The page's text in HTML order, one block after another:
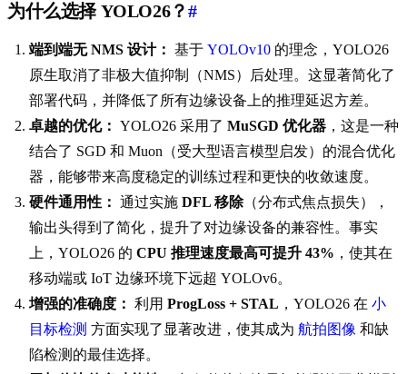
为什么选择 YOLO26？#
端到端无 NMS 设计： 基于 YOLOv10 的理念，YOLO26
原生取消了非极大值抑制（NMS）后处理。这显著简化了
部署代码，并降低了所有边缘设备上的推理延迟方差。
卓越的优化： YOLO26 采用了 MuSGD 优化器 ，这是一种
结合了 SGD 和 Muon（受大型语言模型启发）的混合优化
器，能够带来高度稳定的训练过程和更快的收敛速度。
硬件通用性： 通过实施 DFL 移除（分布式焦点损失），
输出头得到了简化，提升了对边缘设备的兼容性。事实
上，YOLO26 的 CPU 推理速度最高可提升 43% ，使其在
移动端或 IoT 边缘环境下远超 YOLOv6。
增强的准确度： 利用 ProgLoss + STAL ，YOLO26 在 小
目标检测 方面实现了显著改进，使其成为 航拍图像 和缺
陷检测的最佳选择。